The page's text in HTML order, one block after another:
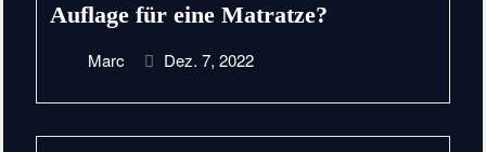
Auflage für eine Matratze?
Marc Dez. 7, 2022